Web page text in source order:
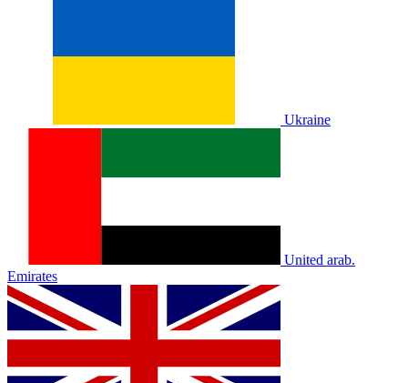
Ukraine
United arab.
Emirates